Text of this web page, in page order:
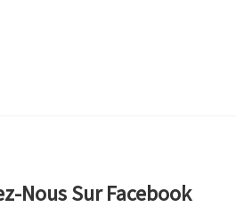
Nous Sur Facebook